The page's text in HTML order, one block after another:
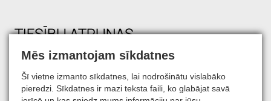
TIESĪBU ATRUNAS
SATIECIET MŪS SOCIĀLAJOS TĪKLOS
Mēs izmantojam sīkdatnes
Šī vietne izmanto sīkdatnes, lai nodrošinātu vislabāko
pieredzi. Sīkdatnes ir mazi teksta faili, ko glabājat savā